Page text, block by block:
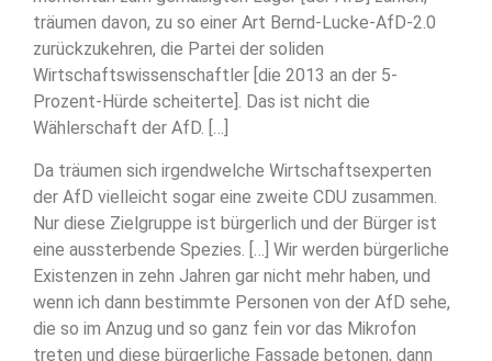
träumen davon, zu so einer Art Bernd-Lucke-AfD-2.0
zurückzukehren, die Partei der soliden
Wirtschaftswissenschaftler [die 2013 an der 5-
Prozent-Hürde scheiterte]. Das ist nicht die
Wählerschaft der AfD. […]
Da träumen sich irgendwelche Wirtschaftsexperten
der AfD vielleicht sogar eine zweite CDU zusammen.
Nur diese Zielgruppe ist bürgerlich und der Bürger ist
eine aussterbende Spezies. […] Wir werden bürgerliche
Existenzen in zehn Jahren gar nicht mehr haben, und
wenn ich dann bestimmte Personen von der AfD sehe,
die so im Anzug und so ganz fein vor das Mikrofon
treten und diese bürgerliche Fassade betonen, dann